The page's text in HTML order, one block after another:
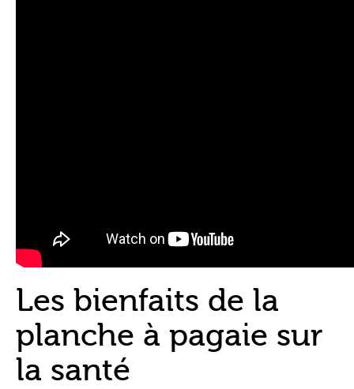
Les bienfaits de la
planche à pagaie sur
la santé